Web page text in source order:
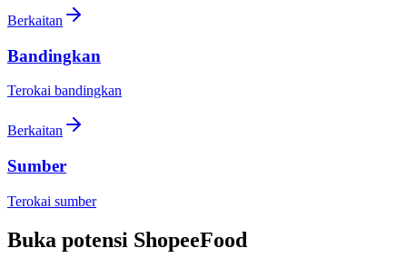
Berkaitan
Bandingkan
Terokai bandingkan
Berkaitan
Sumber
Terokai sumber
Buka potensi ShopeeFood